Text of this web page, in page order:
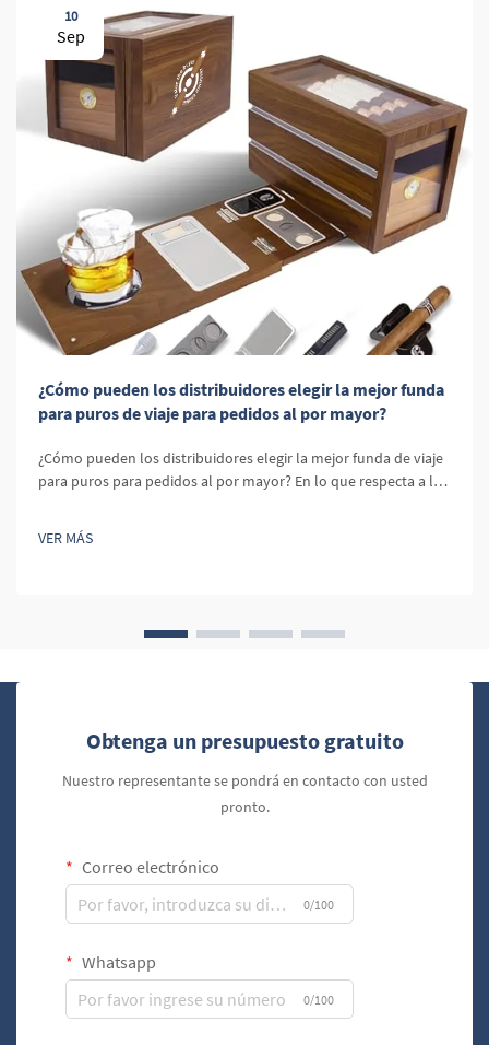
10
Sep
¿Cómo pueden los distribuidores elegir la mejor funda
para puros de viaje para pedidos al por mayor?
¿Cómo pueden los distribuidores elegir la mejor funda de viaje
para puros para pedidos al por mayor? En lo que respecta a la
más importantes en el inventario de un minorista es la funda
de viaje para puros. Las fundas de viaje para puros no solo
VER MÁS
Obtenga un presupuesto gratuito
Nuestro representante se pondrá en contacto con usted
pronto.
Correo electrónico
0/100
Whatsapp
0/100